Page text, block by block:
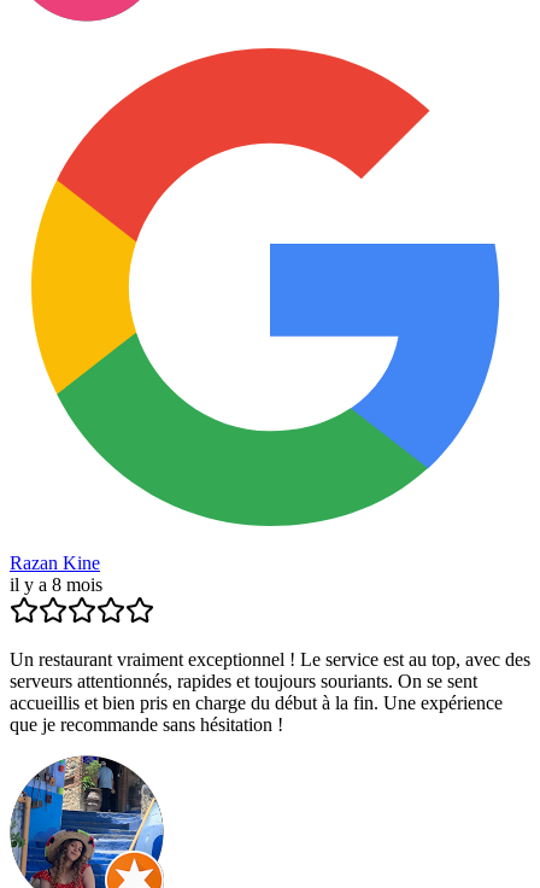
Razan Kine
il y a 8 mois
Un restaurant vraiment exceptionnel ! Le service est au top, avec des
serveurs attentionnés, rapides et toujours souriants. On se sent
accueillis et bien pris en charge du début à la fin. Une expérience
que je recommande sans hésitation !